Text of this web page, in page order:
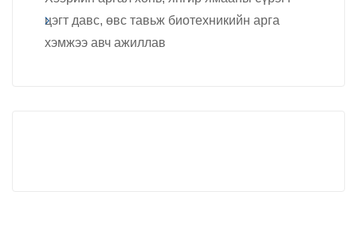
цэгт давс, өвс тавьж биотехникийн арга
хэмжээ авч ажиллав